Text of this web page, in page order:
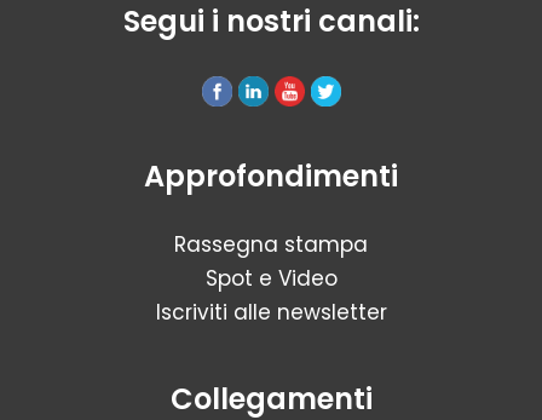
Segui i nostri canali:
Approfondimenti
Rassegna stampa
Spot e Video
Iscriviti alle newsletter
Collegamenti